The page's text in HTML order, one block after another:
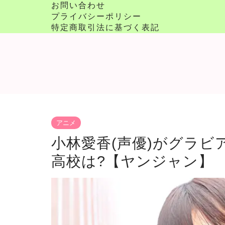
お問い合わせ
プライバシーポリシー
特定商取引法に基づく表記
アニメ
小林愛香(声優)がグラビ
高校は?【ヤンジャン】